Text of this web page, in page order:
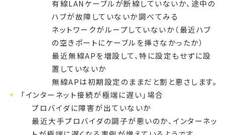
有線LANケーブルが断線していないか、途中の
ハブが故障していないか調べてみる
ネットワークがループしていないか（最近ハブ
の空きポートにケーブルを挿さなかったか）
最近無線APを増設して、特に設定もせずに設
置していないか
無線APは初期設定のままだと割と悪さします。
「インターネット接続が極端に遅い」場合
プロバイダに障害が出ていないか
最近大手プロバイダの調子が悪いのか、インターネッ